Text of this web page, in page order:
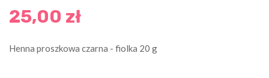
25,00 zł
Henna proszkowa czarna - fiolka 20 g